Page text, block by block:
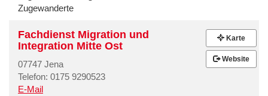
Zugewanderte
Fachdienst Migration und
Integration Mitte Ost
07747 Jena
Telefon: 0175 9290523
E-Mail
Karte
Website